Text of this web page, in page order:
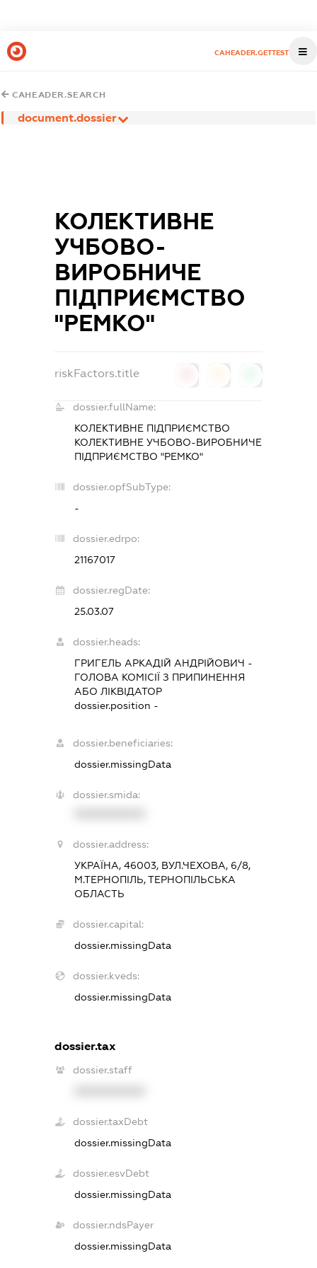
CAHEADER.GETTEST
CAHEADER.SEARCH
document.dossier
КОЛЕКТИВНЕ
УЧБОВО-
ВИРОБНИЧЕ
ПІДПРИЄМСТВО
"РЕМКО"
riskFactors.title
dossier.fullName:
КОЛЕКТИВНЕ ПІДПРИЄМСТВО
КОЛЕКТИВНЕ УЧБОВО-ВИРОБНИЧЕ
ПІДПРИЄМСТВО "РЕМКО"
dossier.opfSubType:
-
dossier.edrpo:
21167017
dossier.regDate:
25.03.07
dossier.heads:
ГРИГЕЛЬ АРКАДІЙ АНДРІЙОВИЧ -
ГОЛОВА КОМІСІЇ З ПРИПИНЕННЯ
АБО ЛІКВІДАТОР
dossier.position -
dossier.beneficiaries:
dossier.missingData
dossier.smida:
dossier.address:
УКРАЇНА, 46003, ВУЛ.ЧЕХОВА, 6/8,
М.ТЕРНОПІЛЬ, ТЕРНОПІЛЬСЬКА
ОБЛАСТЬ
dossier.capital:
dossier.missingData
dossier.kveds:
dossier.missingData
dossier.tax
dossier.staff
dossier.taxDebt
dossier.missingData
dossier.esvDebt
dossier.missingData
dossier.ndsPayer
dossier.missingData